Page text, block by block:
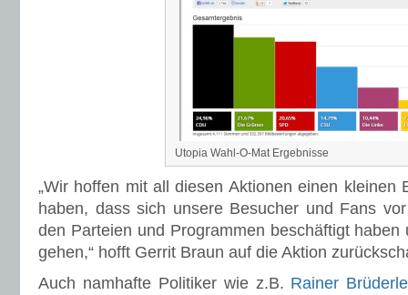
Utopia Wahl-O-Mat Ergebnisse
„Wir hoffen mit all diesen Aktionen einen kleinen
haben, dass sich unsere Besucher und Fans
den Parteien und Programmen beschäftigt
gehen,“ hofft Gerrit Braun auf die Aktion
Auch namhafte Politiker wie z.B. Rainer Brüderle